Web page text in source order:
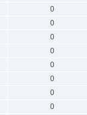
0
0
0
0
0
0
0
0